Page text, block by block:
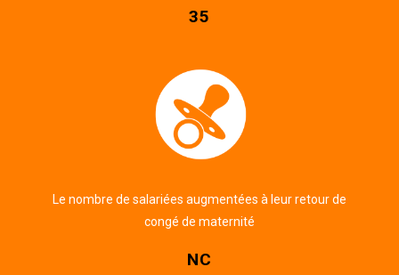
35
Le nombre de salariées augmentées à leur retour de
congé de maternité
NC